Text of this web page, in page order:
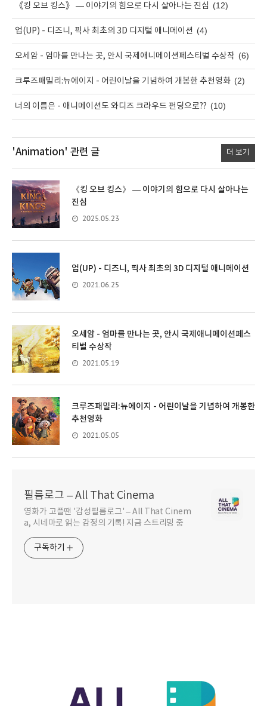
《킹 오브 킹스》 — 이야기의 힘으로 다시 살아나는 진심 (12)
업(UP) - 디즈니, 픽사 최초의 3D 디지털 애니메이션 (4)
오세암 - 엄마를 만나는 곳, 안시 국제애니메이션페스티벌 수상작 (6)
크루즈패밀리:뉴에이지 - 어린이날을 기념하여 개봉한 추천영화 (2)
너의 이름은 - 애니메이션도 와디즈 크라우드 펀딩으로?? (10)
'Animation' 관련 글 더 보기
《킹 오브 킹스》 — 이야기의 힘으로 다시 살아나는
진심
2025.05.23
업(UP) - 디즈니, 픽사 최초의 3D 디지털 애니메이션
2021.06.25
오세암 - 엄마를 만나는 곳, 안시 국제애니메이션페스
티벌 수상작
2021.05.19
크루즈패밀리:뉴에이지 - 어린이날을 기념하여 개봉한
추천영화
2021.05.05
필름로그 – All That Cinema
영화가 고플땐 '감성필름로그' – All That Cinem
a, 시네마로 읽는 감정의 기록! 지금 스트리밍 중
구독하기